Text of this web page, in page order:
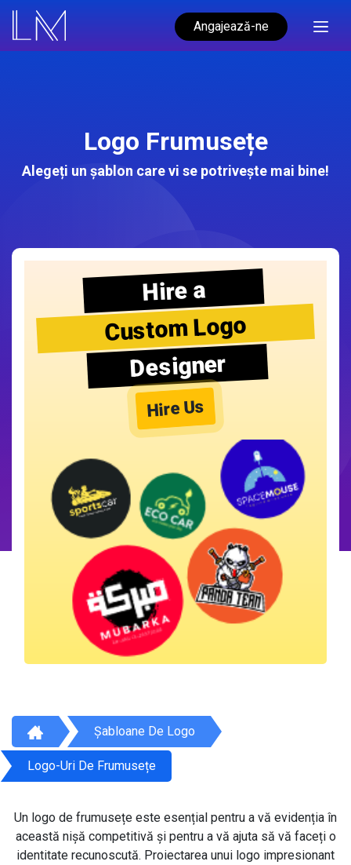
Angajează-ne
Logo Frumusețe
Alegeți un șablon care vi se potrivește mai bine!
Hire a
Custom Logo
Designer
Hire Us
Șabloane De Logo
Logo-Uri De Frumusețe
Un logo de frumusețe este esențial pentru a vă evidenția în
această nișă competitivă și pentru a vă ajuta să vă faceți o
identitate recunoscută. Proiectarea unui logo impresionant